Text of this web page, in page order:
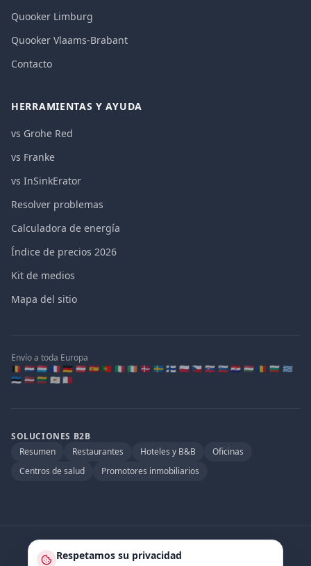
Quooker Limburg
Quooker Vlaams-Brabant
Contacto
HERRAMIENTAS Y AYUDA
vs Grohe Red
vs Franke
vs InSinkErator
Resolver problemas
Calculadora de energía
Índice de precios 2026
Kit de medios
Mapa del sitio
Envío a toda Europa
🇧🇪 🇳🇱 🇱🇺 🇫🇷 🇩🇪 🇦🇹 🇪🇸 🇵🇹 🇮🇹 🇮🇪 🇩🇰 🇸🇪 🇫🇮 🇵🇱 🇨🇿 🇸🇰 🇸🇮 🇭🇷 🇭🇺 🇷🇴 🇧🇬 🇬🇷
🇪🇪 🇱🇻 🇱🇹 🇨🇾 🇲🇹
SOLUCIONES B2B
Resumen
Restaurantes Hoteles y B&B
Oficinas
Centros de salud
Promotores inmobiliarios
Socio oficial de:
Quooker.be·Watertap.eu
Respetamos su privacidad